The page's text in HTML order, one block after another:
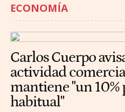
ECONOMÍA
Carlos Cuerpo
actividad
mantiene "un 10%
habitual"